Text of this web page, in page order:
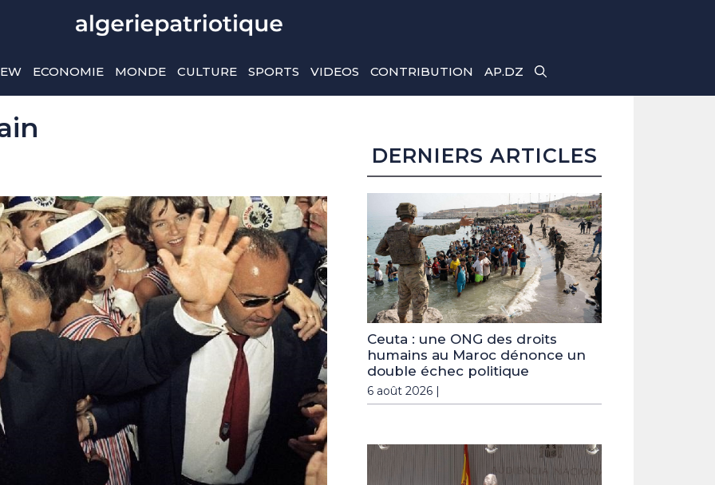
ECONOMIE MONDE CULTURE SPORTS VIDEOS CONTRIBUTION AP.DZ
DERNIERS ARTICLES
Ceuta : une ONG des droits
humains au Maroc dénonce un
double échec politique
6 août 2026 |